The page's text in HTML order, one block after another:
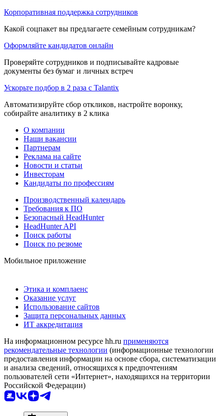
Корпоративная поддержка сотрудников
Какой соцпакет вы предлагаете семейным сотрудникам?
Оформляйте кандидатов онлайн
Проверяйте сотрудников и подписывайте кадровые
документы без бумаг и личных встреч
Ускорьте подбор в 2 раза с Talantix
Автоматизируйте сбор откликов, настройте воронку,
собирайте аналитику в 2 клика
О компании
Наши вакансии
Партнерам
Реклама на сайте
Новости и статьи
Инвесторам
Кандидаты по профессиям
Производственный календарь
Требования к ПО
Безопасный HeadHunter
HeadHunter API
Поиск работы
Поиск по резюме
Мобильное приложение
Этика и комплаенс
Оказание услуг
Использование сайтов
Защита персональных данных
ИТ аккредитация
На информационном ресурсе hh.ru применяются
рекомендательные технологии (информационные технологии
предоставления информации на основе сбора, систематизации
и анализа сведений, относящихся к предпочтениям
пользователей сети «Интернет», находящихся на территории
Российской Федерации)